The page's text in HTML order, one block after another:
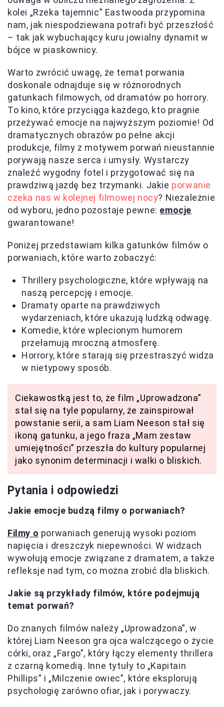
kolei „Rzeka tajemnic” Eastwooda przypomina
nam, jak niespodziewana potrafi być przeszłość
– tak jak wybuchający kuru jowialny dynamit w
bójce w piaskownicy.
Warto zwrócić uwagę, że temat porwania
doskonale odnajduje się w różnorodnych
gatunkach filmowych, od dramatów po horrory.
To kino, które przyciąga każdego, kto pragnie
przeżywać emocje na najwyższym poziomie! Od
dramatycznych obrazów po pełne akcji
produkcje, filmy z motywem porwań nieustannie
porywają nasze serca i umysły. Wystarczy
znaleźć wygodny fotel i przygotować się na
prawdziwą jazdę bez trzymanki. Jakie porwanie
czeka nas w kolejnej filmowej nocy? Niezależnie
od wyboru, jedno pozostaje pewne: emocje
gwarantowane!
Poniżej przedstawiam kilka gatunków filmów o
porwaniach, które warto zobaczyć:
Thrillery psychologiczne, które wpływają na
naszą percepcję i emocje.
Dramaty oparte na prawdziwych
wydarzeniach, które ukazują ludzką odwagę.
Komedie, które wplecionym humorem
przełamują mroczną atmosferę.
Horrory, które starają się przestraszyć widza
w nietypowy sposób.
Ciekawostką jest to, że film „Uprowadzona”
stał się na tyle popularny, że zainspirował
powstanie serii, a sam Liam Neeson stał się
ikoną gatunku, a jego fraza „Mam zestaw
umiejętności” przeszła do kultury popularnej
jako synonim determinacji i walki o bliskich.
Pytania i odpowiedzi
Jakie emocje budzą filmy o porwaniach?
Filmy o porwaniach generują wysoki poziom
napięcia i dreszczyk niepewności. W widzach
wywołują emocje związane z dramatem, a także
refleksje nad tym, co można zrobić dla bliskich.
Jakie są przykłady filmów, które podejmują
temat porwań?
Do znanych filmów należy „Uprowadzona”, w
której Liam Neeson gra ojca walczącego o życie
córki, oraz „Fargo”, który łączy elementy thrillera
z czarną komedią. Inne tytuły to „Kapitain
Phillips” i „Milczenie owiec”, które eksplorują
psychologię zarówno ofiar, jak i porywaczy.